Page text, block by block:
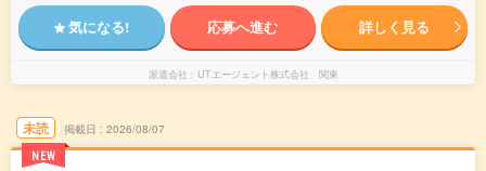
気になる! 応募へ進む 詳しく見る
派遣会社 UTエージェント株式会社 関東
未読
NEW
掲載日 2026/08/07